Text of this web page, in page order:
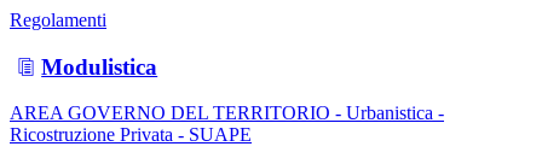
Regolamenti
Modulistica
AREA GOVERNO DEL TERRITORIO - Urbanistica -
Ricostruzione Privata - SUAPE